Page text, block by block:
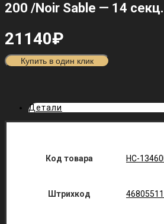
200 /Noir Sable — 14 секц.
21140₽
Купить в один клик
Детали
Код товара НС-
Штрихкод